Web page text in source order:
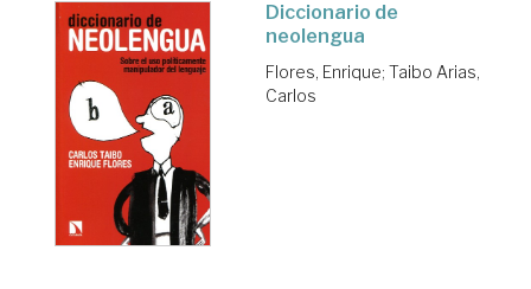
Diccionario de
neolengua
Flores, Enrique; Taibo Arias,
Carlos